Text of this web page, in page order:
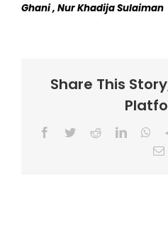
Ghani , Nur Khadija Sulaiman
Share This
Facebook
TwitterRedditLinkedIn